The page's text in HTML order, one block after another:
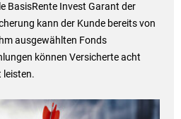
BasisRente Invest Garant der
kann der Kunde bereits von
ausgewählten Fonds
können Versicherte acht
leisten.